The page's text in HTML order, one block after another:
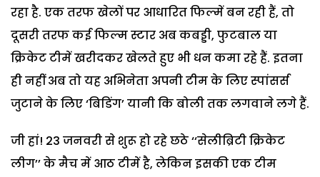
रहा है. एक तरफ खेलों पर आधारित फिल्में बन रही हैं, तो
दूसरी तरफ कई फिल्म स्टार अब कबड्डी, फुटबाल या
क्रिकेट टीमें खरीदकर खेलते हुए भी धन कमा रहे हैं. इतना
ही नहीं अब तो यह अभिनेता अपनी टीम के लिए स्पांसर्स
जुटाने के लिए ‘बिडिंग’ यानी कि बोली तक लगवाने लगे हैं.
जी हां! 23 जनवरी से शुरू हो रहे छठे ‘‘सेलीब्रिटी क्रिकेट
लीग’’ के मैच में आठ टीमें है, लेकिन इसकी एक टीम